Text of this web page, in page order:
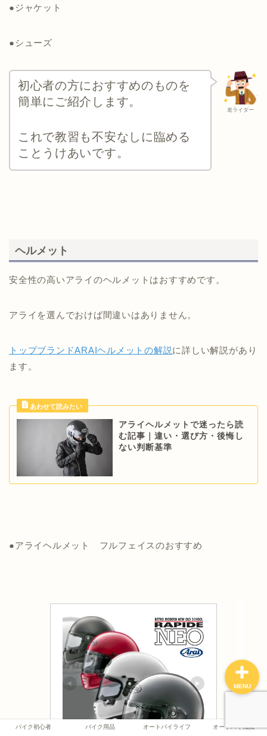
●ジャケット
●シューズ
老ライダー
初心者の方におすすめのものを
簡単にご紹介します。
これで教習も不安なしに臨める
ことうけあいです。
ヘルメット
安全性の高いアライのヘルメットはおすすめです。
アライを選んでおけば間違いはありません。
トップブランドARAIヘルメットの解説に詳しい解説があり
ます。
アライヘルメットで迷ったら読
む記事｜違い・選び方・後悔し
ない判断基準
●アライヘルメット フルフェイスのおすすめ
バイク初心者 バイク用品 オートバイライフ オートバイ知識
MENU
バイク用品
オートバイ知識